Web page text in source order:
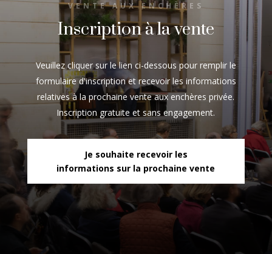
VENTE AUX ENCHÈRES
Inscription à la vente
Veuillez cliquer sur le lien ci-dessous pour remplir le
formulaire d'inscription et recevoir les informations
relatives à la prochaine vente aux enchères privée.
Inscription gratuite et sans engagement.
Je souhaite recevoir les
informations sur la prochaine vente